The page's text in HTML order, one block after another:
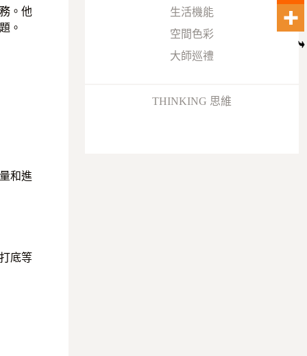
。他
。
和進
底等
生活機能
空間色彩
大師巡禮
THINKING 思維